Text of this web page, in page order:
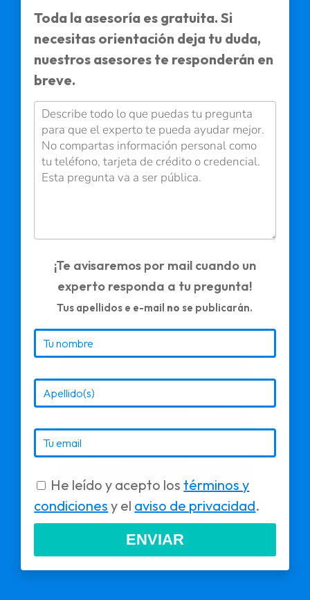
Toda la asesoría es gratuita. Si
necesitas orientación deja tu duda,
nuestros asesores te responderán en
breve.
¡Te avisaremos por mail cuando un
experto responda a tu pregunta!
Tus apellidos e e-mail no se publicarán.
He leído y acepto lostérminos y
condiciones y el aviso de privacidad.
ENVIAR